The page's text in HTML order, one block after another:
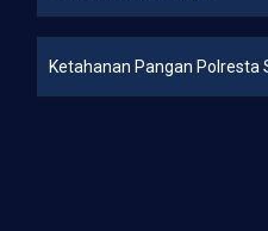
Ketahanan Pangan Polresta